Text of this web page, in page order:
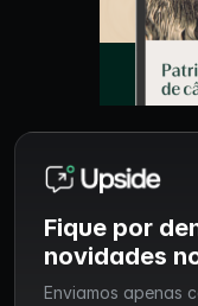
Fique por
novidades
Enviamos apenas